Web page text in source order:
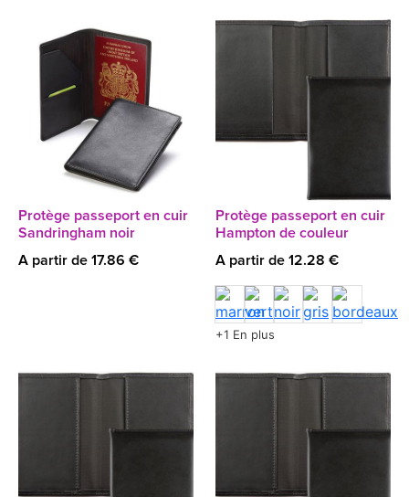
Protège passeport en cuir
Sandringham noir
A partir de 17.86 €
Protège passeport en cuir
Hampton de couleur
A partir de 12.28 €
+1 En plus